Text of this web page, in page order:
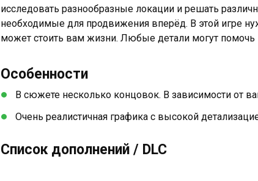
исследовать разнообразные локации и решать
необходимые для продвижения вперёд. В этой игре
может стоить вам жизни. Любые детали могут помочь
Особенности
В сюжете несколько концовок. В зависимости от
Очень реалистичная графика с высокой
Список дополнений / DLC